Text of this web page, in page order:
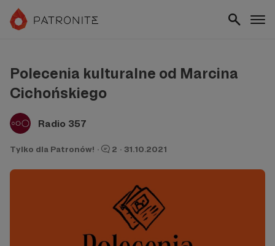
Polecenia kulturalne od Marcina
Cichońskiego
Radio 357
Tylko dla Patronów! · 2 · 31.10.2021